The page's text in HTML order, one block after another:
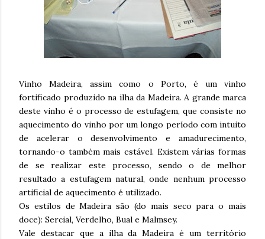
Vinho Madeira, assim como o Porto, é um vinho
fortificado produzido na ilha da Madeira. A grande marca
deste vinho é o processo de estufagem, que consiste no
aquecimento do vinho por um longo período com intuito
de acelerar o desenvolvimento e amadurecimento,
tornando-o também mais estável. Existem várias formas
de se realizar este processo, sendo o de melhor
resultado a estufagem natural, onde nenhum processo
artificial de aquecimento é utilizado.
Os estilos de Madeira são (do mais seco para o mais
doce): Sercial, Verdelho, Bual e Malmsey.
Vale destacar que a ilha da Madeira é um território